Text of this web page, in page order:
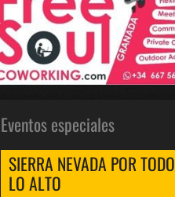
Eventos especiales
SIERRA NEVADA POR TODO
LO ALTO